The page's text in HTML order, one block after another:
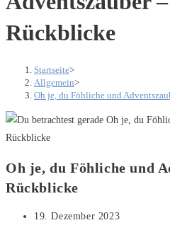
Rückblicke
Startseite>
Allgemein>
Oh je, du Föhliche und
Oh je, du Föhliche und
Rückblicke
Beitrag
19. Dezember 2023